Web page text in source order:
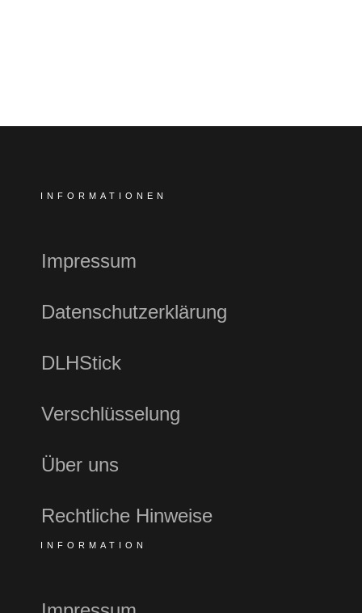
INFORMATIONEN
Impressum
Datenschutzerklärung
DLHStick
Verschlüsselung
Über uns
Rechtliche Hinweise
INFORMATION